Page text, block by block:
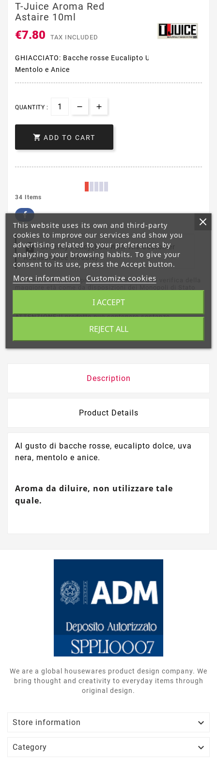
T-Juice Aroma Red
Astaire 10ml
€7.80 TAX INCLUDED
GHIACCIATO: Bacche rosse Eucalipto Uva nera
Mentolo e Anice
QUANTITY :
 ADD TO CART
34 Items
Security Policy(edit With The Customer
Reassurance Module)
L'acquisto di questo prodotto è vincolato alla verifica della
CON IL DOCUMENTO FRONTE/RETRO VIA MAIL
ATTENZIONE:Il prodotto può contenere sostanze
800554088 dell’Istituto Superiore di Sanità.
Description
Product Details
Al gusto di bacche rosse, eucalipto dolce, uva
nera, mentolo e anice.
Aroma da diluire, non utilizzare tale
quale.
We are a global housewares product design company. We
bring thought and creativity to everyday items through
original design.
Store information 
Category 
This website uses its own and third-party
cookies to improve our services and show you
advertising related to your preferences by
analyzing your browsing habits. To give your
consent to its use, press the Accept button.
More information Customize cookies
REJECT ALL
I ACCEPT